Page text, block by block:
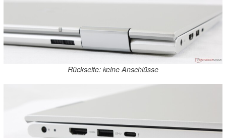
Rückseite: keine Anschlüsse